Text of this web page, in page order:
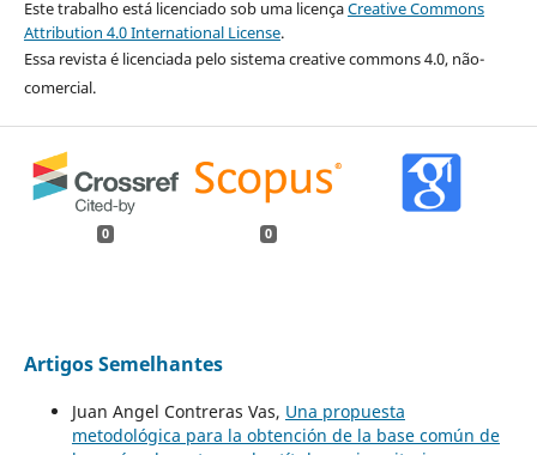
Este trabalho está licenciado sob uma licençaCreative Commons
Attribution 4.0 International License.
Essa revista é licenciada pelo sistema creative commons 4.0, não-
comercial.
0 0
Artigos Semelhantes
Juan Angel Contreras Vas, Una propuesta
metodológica para la obtención de la base común de